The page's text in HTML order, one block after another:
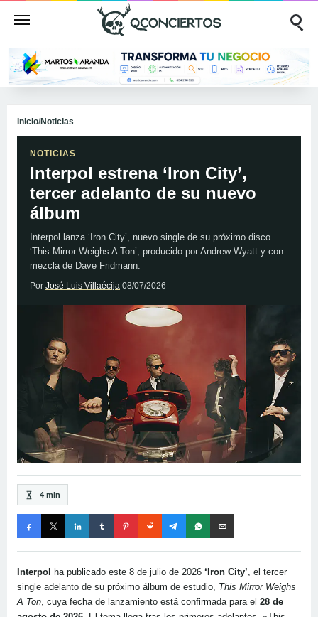
Inicio/Noticias
NOTICIAS
Interpol estrena ‘Iron City’,
tercer adelanto de su nuevo
álbum
Interpol lanza ‘Iron City’, nuevo single de su próximo disco
‘This Mirror Weighs A Ton’, producido por Andrew Wyatt y con
mezcla de Dave Fridmann.
Por José Luis Villaécija 08/07/2026
4 min
Interpol ha publicado este 8 de julio de 2026 ‘Iron City’, el tercer
single adelanto de su próximo álbum de estudio, This Mirror Weighs
A Ton, cuya fecha de lanzamiento está confirmada para el 28 de